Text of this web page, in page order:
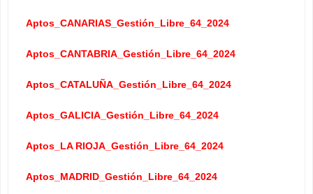
Aptos_CANARIAS_Gestión_Libre_64_2024
Aptos_CANTABRIA_Gestión_Libre_64_2024
Aptos_CATALUÑA_Gestión_Libre_64_2024
Aptos_GALICIA_Gestión_Libre_64_2024
Aptos_LA RIOJA_Gestión_Libre_64_2024
Aptos_MADRID_Gestión_Libre_64_2024